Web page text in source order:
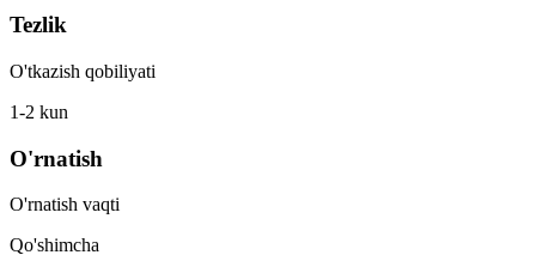
Tezlik
O'tkazish qobiliyati
1-2 kun
O'rnatish
O'rnatish vaqti
Qo'shimcha